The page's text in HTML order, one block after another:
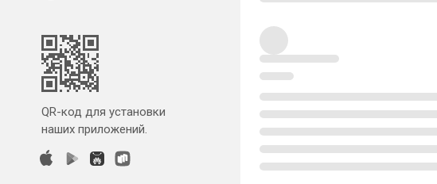
QR-код для установки
наших приложений.